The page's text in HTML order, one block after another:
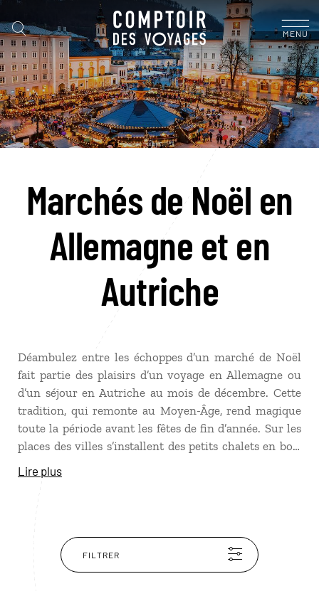
MENU
Marchés de Noël en
Allemagne et en
Autriche
Déambulez entre les échoppes d’un marché de Noël
fait partie des plaisirs d’un voyage en Allemagne ou
d’un séjour en Autriche au mois de décembre. Cette
tradition, qui remonte au Moyen-Âge, rend magique
toute la période avant les fêtes de fin d’année. Sur les
places des villes s’installent des petits chalets en bois
qui vendent des objets artisanaux dans une ambiance
chaleureuse et un délicieux parfum de cannelle, de
patinage comme à Munich, Dresde, Nuremberg,
Vienne ou encore Salzbourg pour les plus célèbres.
Lire plus
FILTRER